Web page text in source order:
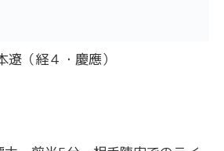
（経４・慶應）